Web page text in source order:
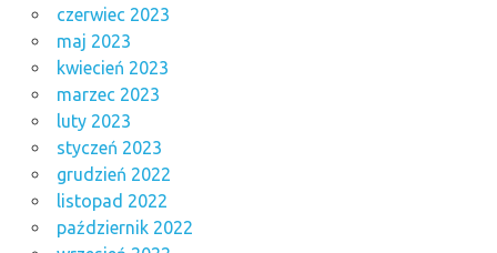
czerwiec 2023
maj 2023
kwiecień 2023
marzec 2023
luty 2023
styczeń 2023
grudzień 2022
listopad 2022
październik 2022